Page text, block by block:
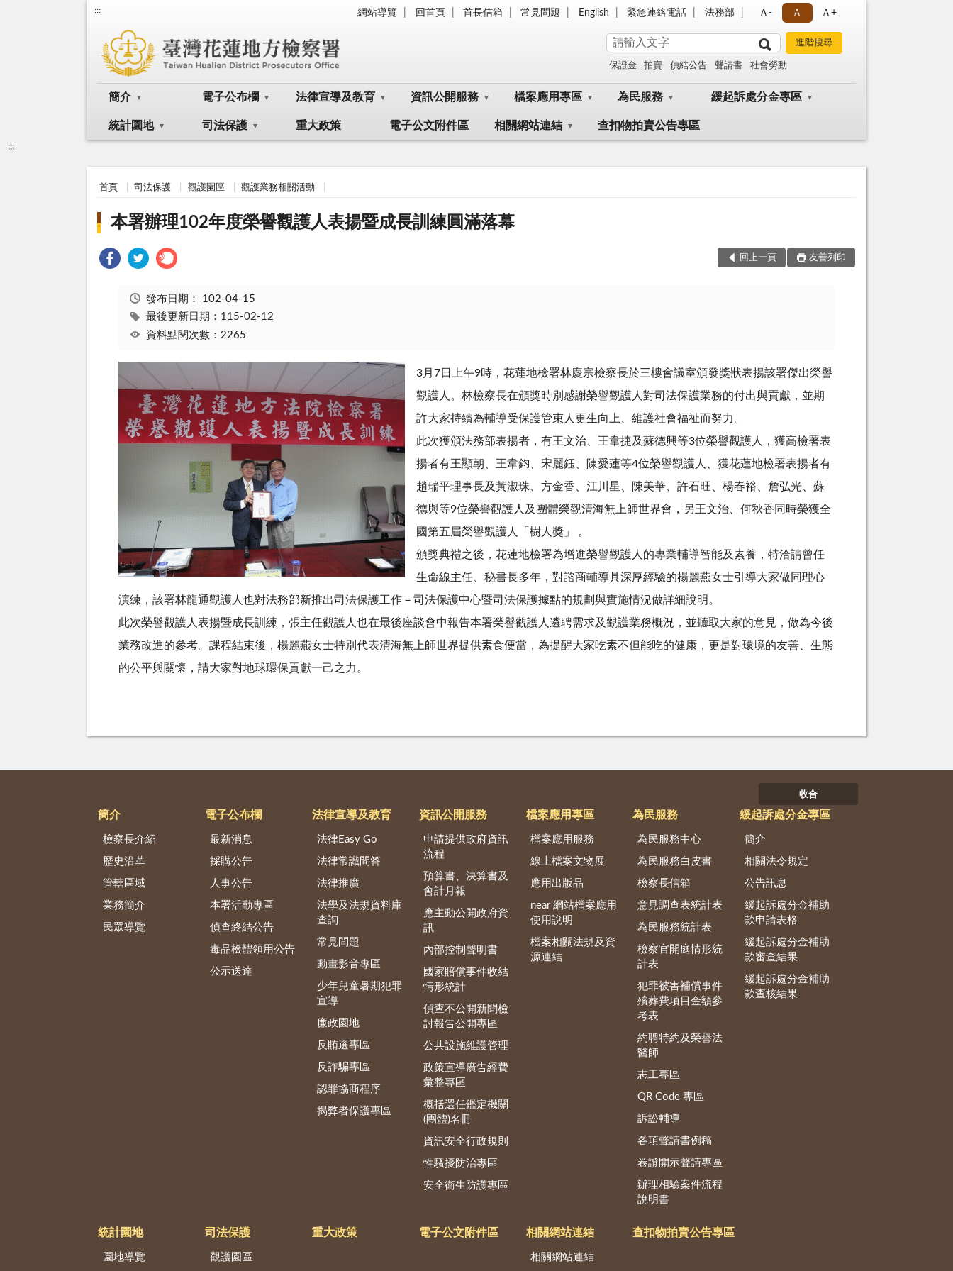
::: 網站導覽 回首頁 首長信箱 常見問題 English 緊急連絡電話 法務部 Ａ- Ａ Ａ+
保證金 拍賣 偵結公告 聲請書 社會勞動
簡介 電子公布欄 法律宣導及教育 資訊公開服務 檔案應用專區 為民服務 緩起訴處分金專區
統計園地 司法保護 重大政策 電子公文附件區 相關網站連結 查扣物拍賣公告專區
:::
首頁 司法保護 觀護園區 觀護業務相關活動
本署辦理102年度榮譽觀護人表揚暨成長訓練圓滿落幕
回上一頁 友善列印
發布日期： 102-04-15
最後更新日期：115-02-12
資料點閱次數：2265
3月7日上午9時，花蓮地檢署林慶宗檢察長於三樓會議室頒發獎狀表揚該署傑出榮譽
觀護人。林檢察長在頒獎時別感謝榮譽觀護人對司法保護業務的付出與貢獻，並期
許大家持續為輔導受保護管束人更生向上、維護社會福祉而努力。
此次獲頒法務部表揚者，有王文治、王韋捷及蘇德興等3位榮譽觀護人，獲高檢署表
揚者有王顯朝、王韋鈞、宋麗鈺、陳愛蓮等4位榮譽觀護人、獲花蓮地檢署表揚者有
趙瑞平理事長及黃淑珠、方金香、江川星、陳美華、許石旺、楊春裕、詹弘光、蘇
德與等9位榮譽觀護人及團體榮觀清海無上師世界會，另王文治、何秋香同時榮獲全
國第五屆榮譽觀護人「樹人獎」 。
頒獎典禮之後，花蓮地檢署為增進榮譽觀護人的專業輔導智能及素養，特洽請曾任
生命線主任、秘書長多年，對諮商輔導具深厚經驗的楊麗燕女士引導大家做同理心
演練，該署林龍通觀護人也對法務部新推出司法保護工作－司法保護中心暨司法保護據點的規劃與實施情況做詳細說明。
此次榮譽觀護人表揚暨成長訓練，張主任觀護人也在最後座談會中報告本署榮譽觀護人遴聘需求及觀護業務概況，並聽取大家的意見，做為今後
業務改進的參考。課程結束後，楊麗燕女士特別代表清海無上師世界提供素食便當，為提醒大家吃素不但能吃的健康，更是對環境的友善、生態
的公平與關懷，請大家對地球環保貢獻一己之力。
收合
簡介
檢察長介紹
歷史沿革
管轄區域
業務簡介
民眾導覽
電子公布欄
最新消息
採購公告
人事公告
本署活動專區
偵查終結公告
毒品檢體領用公告
公示送達
法律宣導及教育
法律Easy Go
法律常識問答
法律推廣
法學及法規資料庫
查詢
常見問題
動畫影音專區
少年兒童暑期犯罪
宣導
廉政園地
反賄選專區
反詐騙專區
認罪協商程序
揭弊者保護專區
資訊公開服務
申請提供政府資訊
流程
預算書、決算書及
會計月報
應主動公開政府資
訊
內部控制聲明書
國家賠償事件收結
情形統計
偵查不公開新聞檢
討報告公開專區
公共設施維護管理
政策宣導廣告經費
彙整專區
概括選任鑑定機關
(團體)名冊
資訊安全行政規則
性騷擾防治專區
安全衛生防護專區
檔案應用專區
檔案應用服務
線上檔案文物展
應用出版品
near 網站檔案應用
使用說明
檔案相關法規及資
源連結
為民服務
為民服務中心
為民服務白皮書
檢察長信箱
意見調查表統計表
為民服務統計表
檢察官開庭情形統
計表
犯罪被害補償事件
殯葬費項目金額參
考表
約聘特約及榮譽法
醫師
志工專區
QR Code 專區
訴訟輔導
各項聲請書例稿
卷證開示聲請專區
辦理相驗案件流程
說明書
緩起訴處分金專區
簡介
相關法令規定
公告訊息
緩起訴處分金補助
款申請表格
緩起訴處分金補助
款審查結果
緩起訴處分金補助
款查核結果
統計園地
園地導覽
司法保護
觀護園區
重大政策 電子公文附件區 相關網站連結
相關網站連結
查扣物拍賣公告專區